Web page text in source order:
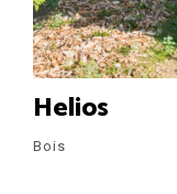
Helios
Bois